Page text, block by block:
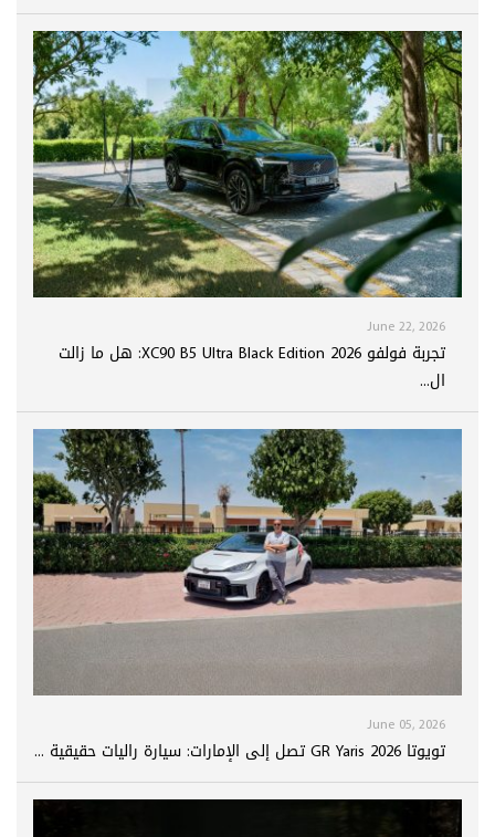
June 22, 2026
تجربة فولفو XC90 B5 Ultra Black Edition 2026: هل ما زالت
ال...
June 05, 2026
تويوتا GR Yaris 2026 تصل إلى الإمارات: سيارة راليات حقيقية ...